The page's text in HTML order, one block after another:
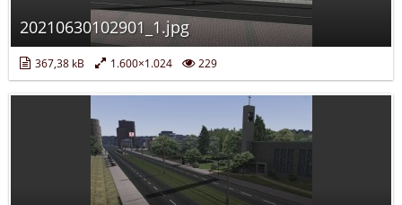
20210630102901_1.jpg
367,38 kB 1.600×1.024 229